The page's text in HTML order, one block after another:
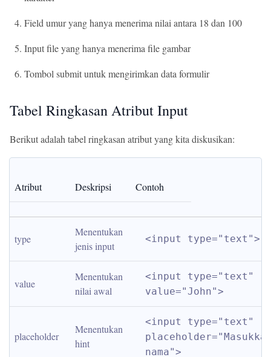
Field umur yang hanya menerima nilai antara 18 dan 100
Input file yang hanya menerima file gambar
Tombol submit untuk mengirimkan data formulir
Tabel Ringkasan Atribut Input
Berikut adalah tabel ringkasan atribut yang kita diskusikan:
Atribut Deskripsi Contoh
type
Menentukan
jenis input
<input type="text">
value
Menentukan
nilai awal
<input type="text"
value="John">
placeholder
Menentukan
hint
<input type="text"
nama">